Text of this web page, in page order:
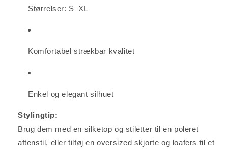
Størrelser: S–XL
Komfortabel strækbar kvalitet
Enkel og elegant silhuet
Stylingtip:
Brug dem med en silketop og stiletter til en poleret
aftenstil, eller tilføj en oversized skjorte og loafers til et